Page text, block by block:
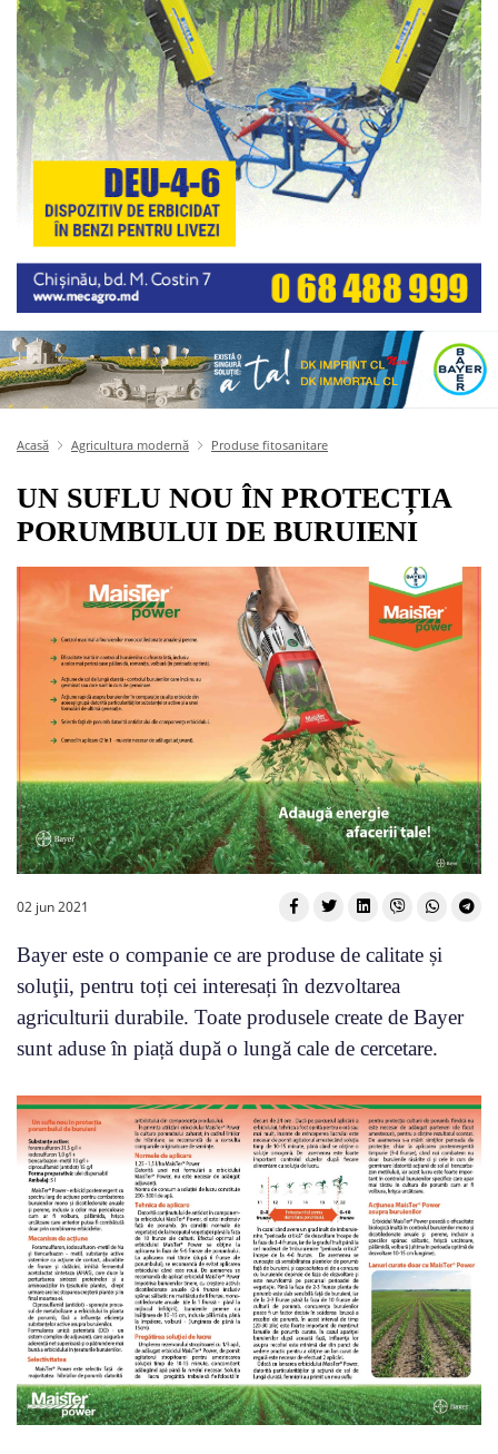
Acasă Agricultura modernă Produse fitosanitare
UN SUFLU NOU ÎN PROTECȚIA
PORUMBULUI DE BURUIENI
02 jun 2021
Bayer este o companie ce are produse de calitate și
soluţii, pentru toți cei interesați în dezvoltarea
agriculturii durabile. Toate produsele create de Bayer
sunt aduse în piață după o lungă cale de cercetare.